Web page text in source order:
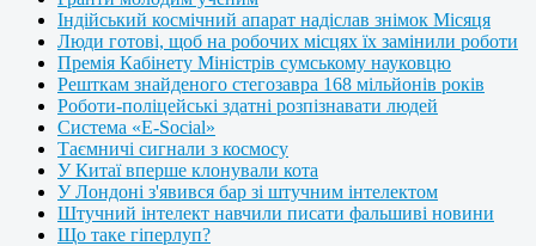
Індійський космічний апарат надіслав знімок Місяця
Люди готові, щоб на робочих місцях їх замінили роботи
Премія Кабінету Міністрів сумському науковцю
Решткам знайденого стегозавра 168 мільйонів років
Роботи-поліцейські здатні розпізнавати людей
Система «E-Social»
Таємничі сигнали з космосу
У Китаї вперше клонували кота
У Лондоні з'явився бар зі штучним інтелектом
Штучний інтелект навчили писати фальшиві новини
Що таке гіперлуп?